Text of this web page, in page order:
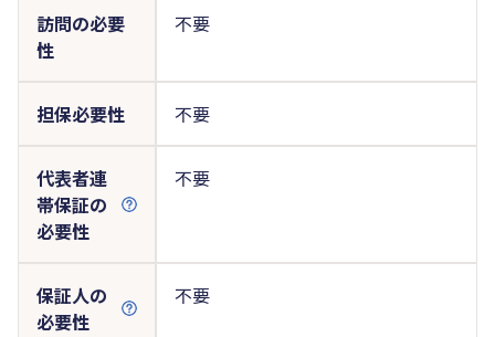
訪問の必要
性
不要
担保必要性 不要
代表者連
帯保証の
必要性
不要
保証人の
必要性
不要